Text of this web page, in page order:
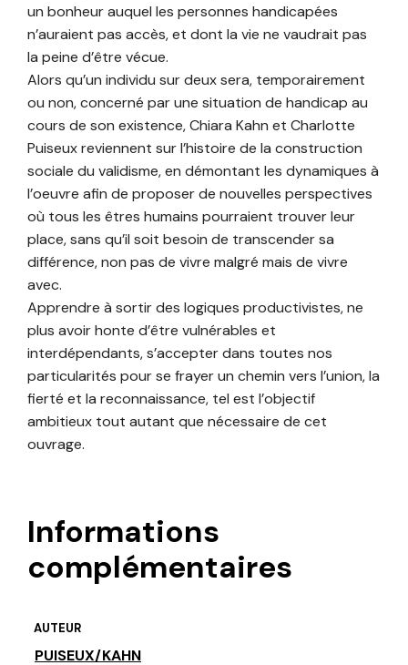
un bonheur auquel les personnes handicapées
n’auraient pas accès, et dont la vie ne vaudrait pas
la peine d’être vécue.
Alors qu’un individu sur deux sera, temporairement
ou non, concerné par une situation de handicap au
cours de son existence, Chiara Kahn et Charlotte
Puiseux reviennent sur l’histoire de la construction
sociale du validisme, en démontant les dynamiques à
l’oeuvre afin de proposer de nouvelles perspectives
où tous les êtres humains pourraient trouver leur
place, sans qu’il soit besoin de transcender sa
différence, non pas de vivre malgré mais de vivre
avec.
Apprendre à sortir des logiques productivistes, ne
plus avoir honte d’être vulnérables et
interdépendants, s’accepter dans toutes nos
particularités pour se frayer un chemin vers l’union, la
fierté et la reconnaissance, tel est l’objectif
ambitieux tout autant que nécessaire de cet
ouvrage.
Informations
complémentaires
AUTEUR
PUISEUX/KAHN